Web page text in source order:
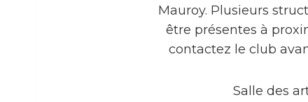
Mauroy. Plusieurs
être présentes à
contactez le club
Salle des